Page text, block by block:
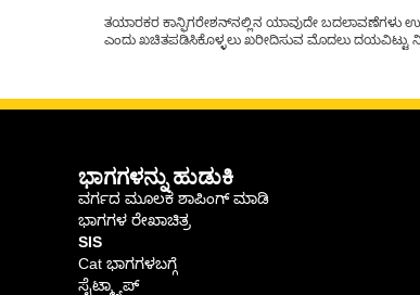
ತಯಾರಕರ ಕಾನ್ಫಿಗರೇಶನ್‌ನಲ್ಲಿನ ಯಾವುದೇ ಬದಲಾವಣೆಗಳು
ಎಂದು ಖಚಿತಪಡಿಸಿಕೊಳ್ಳಲು ಖರೀದಿಸುವ ಮೊದಲು ದಯವಿಟ್ಟು
ಭಾಗಗಳನ್ನು ಹುಡುಕಿ
ವರ್ಗದ ಮೂಲಕ ಶಾಪಿಂಗ್ ಮಾಡಿ
ಭಾಗಗಳ ರೇಖಾಚಿತ್ರ
SIS
Cat ಭಾಗಗಳಬಗ್ಗೆ
ಸೈಟ್ಮ್ಯಾಪ್